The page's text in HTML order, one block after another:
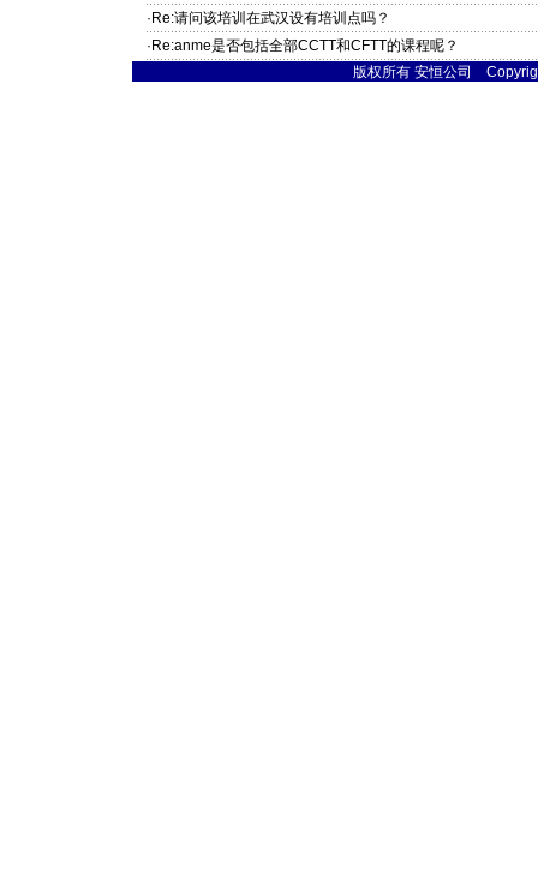
·Re:请问该培训在武汉设有培训点吗？
·Re:anme是否包括全部CCTT和CFTT的课程呢？
版权所有 安恒公司